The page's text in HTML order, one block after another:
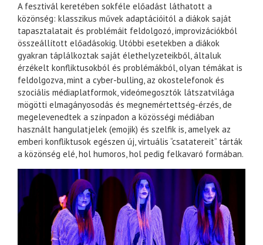
A fesztivál keretében sokféle előadást láthatott a
közönség: klasszikus művek adaptációitól a diákok saját
tapasztalatait és problémáit feldolgozó, improvizációkból
összeállított előadásokig. Utóbbi esetekben a diákok
gyakran táplálkoztak saját élethelyzeteikből, általuk
érzékelt konfliktusokból és problémákból, olyan témákat is
feldolgozva, mint a cyber-bulling, az okostelefonok és
szociális médiaplatformok, videómegosztók látszatvilága
mögötti elmagányosodás és megnemértettség-érzés, de
megelevenedtek a színpadon a közösségi médiában
használt hangulatjelek (emojik) és szelfik is, amelyek az
emberi konfliktusok egészen új, virtuális “csatatereit” tárták
a közönség elé, hol humoros, hol pedig felkavaró formában.